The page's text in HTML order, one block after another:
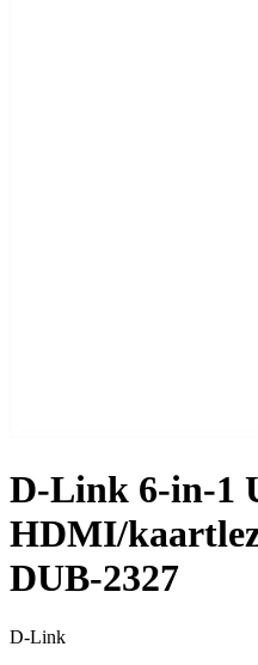
D-Link 6-in-1
HDMI/
DUB-2327
D-Link